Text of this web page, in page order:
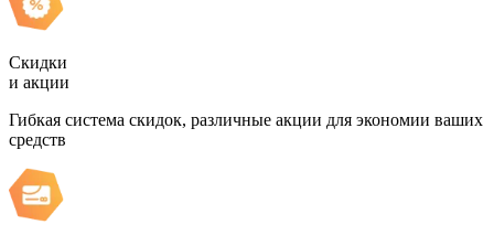
Скидки
и акции
Гибкая система скидок, различные акции для экономии ваших
средств